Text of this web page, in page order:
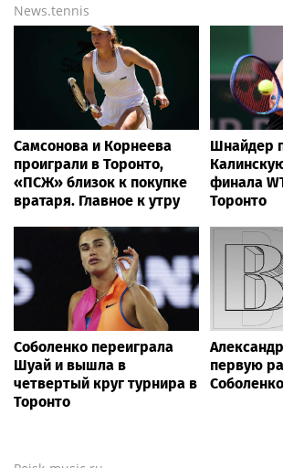
News.tennis
Самсонова и Корнеева
проиграли в Торонто,
«ПСЖ» близок к покупке
вратаря. Главное к утру
Шнайдер
финала
Торонто
Соболенко переиграла
Шуай и вышла в
четвертый круг турнира в
Торонто
первую